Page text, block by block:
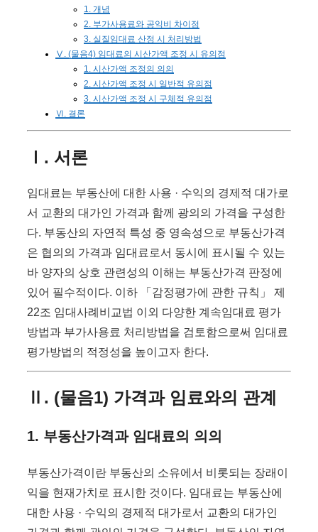
1. 개념
2. 부가사용료와 공익비 차이점
3. 실질임대료 산정 시 처리방법
Ⅴ. (물음4) 임대료의 시산가액 조정 시 유의점
1. 시산가액 조정의 의의
2. 시산가액 조정 시 일반적 유의점
3. 시산가액 조정 시 구체적 유의점
Ⅵ. 결론
Ⅰ. 서론
임대료는 부동산에 대한 사용 · 수익의 경제적 대가로
서 교환의 대가인 가격과 함께 광의의 가격을 구성한
다. 부동산의 자연적 특성 중 영속성으로 부동산가격
은 협의의 가격과 임대료로서 동시에 표시될 수 있는
바 양자의 상호 관련성의 이해는 부동산가격 판정에
있어 필수적이다. 이하 「감정평가에 관한 규칙」 제
22조 임대사례비교법 이외 다양한 계속임대료 평가
방법과 부가사용료 처리방법을 검토함으로써 임대료
평가방법의 적정성을 높이고자 한다.
Ⅱ. (물음1) 가격과 임료와의 관계
1. 부동산가격과 임대료의 의의
부동산가격이란 부동산의 소유에서 비롯되는 장래이
익을 현재가치로 표시한 것이다. 임대료는 부동산에
대한 사용 · 수익의 경제적 대가로서 교환의 대가인